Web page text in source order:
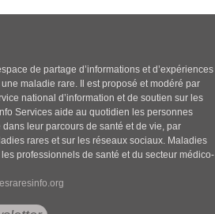
de partage d’informations et d’expériences
maladie rare. Il est proposé et modéré par
national d’information et de soutien sur les
Services aide au quotidien les personnes
leur parcours de santé et de vie, par
rares et sur les réseaux sociaux. Maladies
professionnels de santé et du secteur médico-